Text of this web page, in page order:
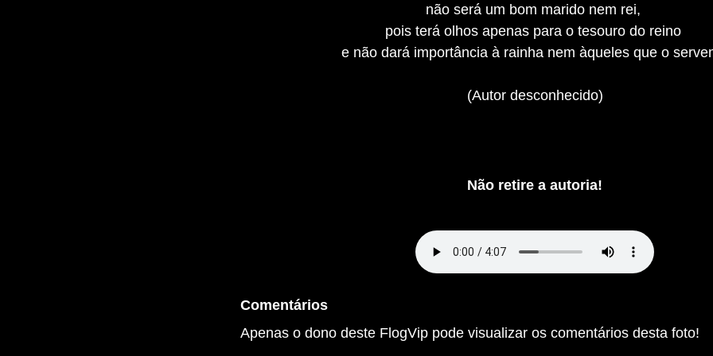
não será um bom marido nem rei,
pois terá olhos apenas para o tesouro do reino
e não dará importância à rainha nem àqueles que o
(Autor desconhecido)
Não retire a autoria!
Comentários
Apenas o dono deste FlogVip pode visualizar os comentários desta foto!